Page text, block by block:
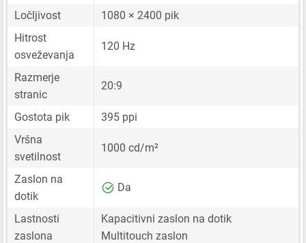
Ločljivost
1080 × 2400 pik
Hitrost
osveževanja
120 Hz
Razmerje
stranic
20:9
Gostota pik
395 ppi
Vršna
svetilnost
1000 cd/m²
Zaslon na
dotik
Da
Lastnosti
zaslona
Kapacitivni zaslon na dotik
Multitouch zaslon